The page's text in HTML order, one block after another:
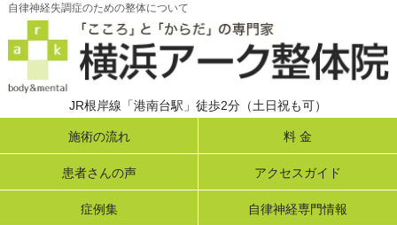
自律神経失調症のための整体について
JR根岸線「港南台駅」徒歩2分（土日祝も可）
施術の流れ 料 金
患者さんの声 アクセスガイド
症例集 自律神経専門情報